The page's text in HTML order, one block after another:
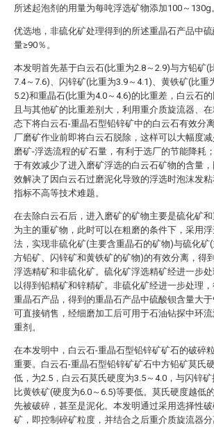
所述起泡剂的用量为每吨浮选矿物添加100～130g
优选地，非硫化矿处理得到的所述重晶石产品中
量≥90％。
本发明首先基于白云石(比重为2.8～2.9)与方铅矿(
7.4～7.6)、闪锌矿(比重为3.9～4.1)、黄铁矿(比重
5.2)和重晶石(比重为4.0～4.6)的比重差，白云石
且与其他矿的比重差别大，利用重介质旋流器、
态下将白云石-重晶石型铅锌矿中的白云石有效分
厂磨矿作业前即将白云石脱除，这样可以大幅度减
磨矿-浮选流程的矿石量，有利于选厂的节能降耗
于有效减少了进入磨矿浮选的白云石矿物的含量
效解决了因白云石过磨泥化导致的浮选时泡沫发
指标不高等技术难题。
在去除白云石后，进入磨矿的矿物主要是硫化矿
为主的重矿物，此时可以在粗磨的条件下，采用
法，实现非硫化矿(主要含重晶石的矿物)与硫化矿
方铅矿、闪锌矿和黄铁矿的矿物)的有效分离，得
浮选精矿和非硫化矿。硫化矿浮选精矿经进一步
以得到铅精矿和锌精矿。非硫化矿经进一步处理，
重晶石产品，得到的重晶石产品中硫酸钡含量大于
可直接销售，经细磨加工后可用于石油钻探中环
重剂。
在本发明中，白云石-重晶石型铅锌矿矿石的破碎
重要。白云石-重晶石型铅锌矿矿石中方铅矿莫氏
低，为2.5，白云石莫氏硬度为3.5～4.0，与闪锌矿
比黄铁矿(硬度为6.0～6.5)等要低。莫氏硬度越低
先被破碎，甚至是泥化。本发明通过采用选择性
矿，即控制碎矿粒度，并结合之后重介质旋流器